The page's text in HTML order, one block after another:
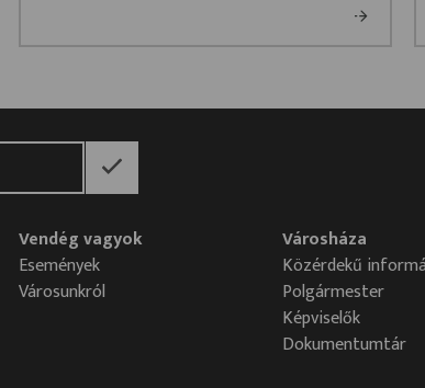
Vendég vagyok
Események
Városunkról
Városháza
Közérdekű
Polgármester
Képviselők
Dokumentumtár